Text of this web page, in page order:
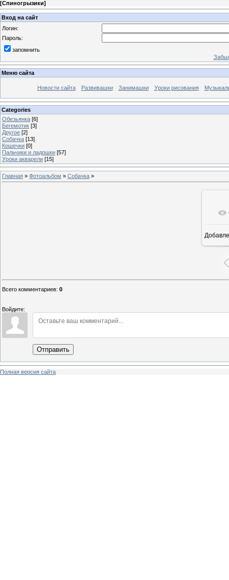
[Спиногрызики]
Вход на сайт
Логин:
Пароль:
запомнить
Меню сайта
Новости сайта Развивашки Занимашки Уроки рисования
Categories
Обезьянка [6]
Бегемотик [3]
Другое [2]
Собачка [13]
Кошечки [0]
Пальчики и ладошки [57]
Уроки акварели [15]
Главная » Фотоальбом » Собачка »
Всего комментариев: 0
Войдите:
Отправить
Полная версия сайта